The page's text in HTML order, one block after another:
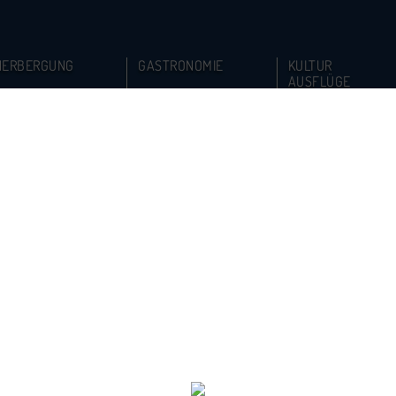
GASTRONOMIE
KULTUR
AUSFLÜGE